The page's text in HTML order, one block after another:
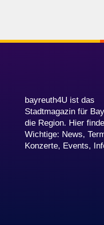
bayreuth4U ist das
Stadtmagazin für
die Region. Hier
Wichtige: News,
Konzerte, Events,